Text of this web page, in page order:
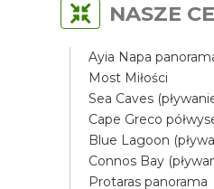
NASZE
Ayia Napa
Most Miłości
Sea Caves
Cape Greco
Blue Lagoon
Connos Bay
Protaras panorama